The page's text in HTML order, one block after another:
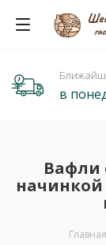
в
Вафли
Главная